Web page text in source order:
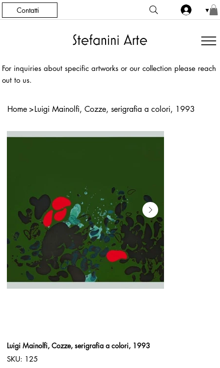
Contatti ▼
For inquiries about specific artworks or our collection please reach
out to us.
Home >Luigi Mainolfi, Cozze, serigrafia a colori, 1993
Luigi Mainolfi, Cozze, serigrafia a colori, 1993
SKU:
SKU
125
125